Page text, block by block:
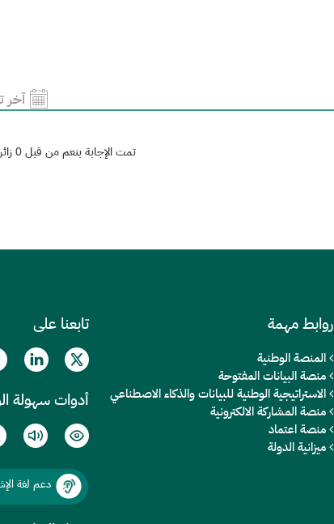
آخر
تمت الإجابة بنعم من قبل 0 زائر من 308 إجابة
روابط مهمة
المنصة الوطنية
منصة البيانات المفتوحة
الاستراتيجية الوطنية للبيانات والذكاء الاصطناعي
منصة المشاركة الالكترونية
منصة اعتماد
ميزانية الدولة
تابعنا على
أدوات سهولة
دعم لغة